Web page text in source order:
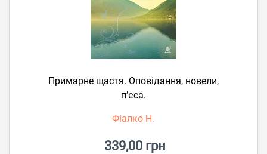
Примарне щастя. Оповідання, новели,
п’єса.
Фіалко Н.
339,00 грн